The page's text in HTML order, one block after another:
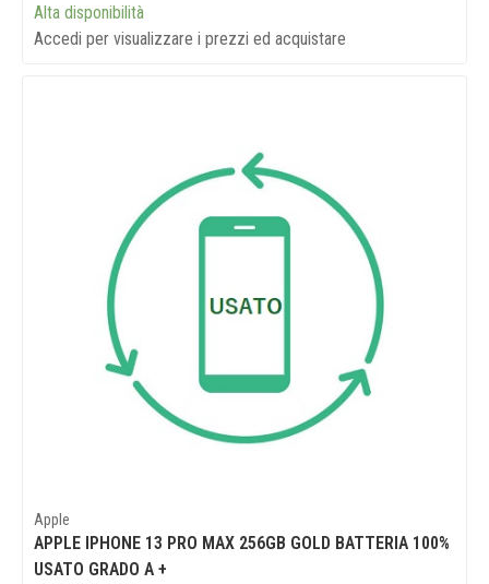
Alta disponibilità
Accedi per visualizzare i prezzi ed acquistare
Apple
APPLE IPHONE 13 PRO MAX 256GB GOLD BATTERIA 100%
USATO GRADO A +